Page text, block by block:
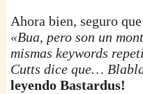
Ahora bien, seguro
«Bua, pero son un
mismas keywords
Cutts dice que…
leyendo Bastardus!